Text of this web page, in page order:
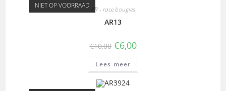
NIET OP VOORRAAD AR - race bougies
AR13
€10,00 €6,00
Lees meer